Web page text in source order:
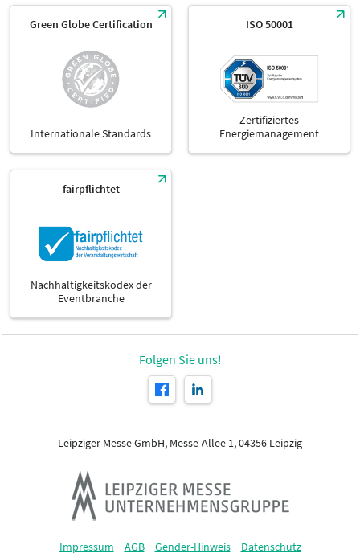
Green Globe Certification
Internationale Standards
ISO 50001
Zertifiziertes
Energiemanagement
fairpflichtet
Nachhaltigkeitskodex der
Eventbranche
Folgen Sie uns!
Leipziger Messe GmbH, Messe-Allee 1, 04356 Leipzig
Impressum AGB Gender-Hinweis Datenschutz